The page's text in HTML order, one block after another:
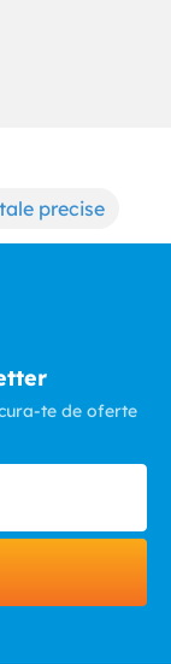
precise
te de oferte